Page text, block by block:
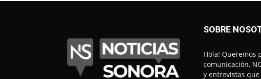
SOBRE
Hola! Queremos
comunicación,
y entrevistas